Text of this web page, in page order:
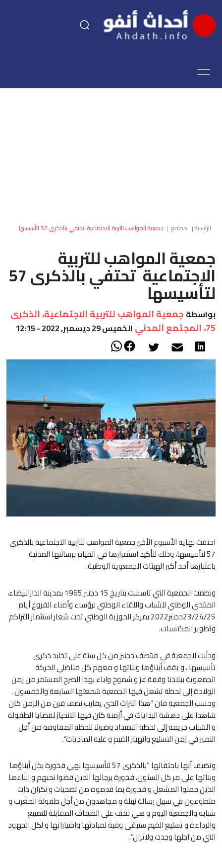
اقتصاد
العالم
أعمدة
الصحراء
الرئيسية| مجتمع | جمعية المواهب للتربية الاجتماعية تحتفي بالذكرى 57 لتأسيسها
جمعية المواهب للتربية
الاجتماعية تحتفي بالذكرى 57
لتأسيسها
بواسطة جمعية المواهب للتربية الاجتماعية، الذكرى
75، المجتمع المدني
الخميس 29 ديسمبر, 2022 - 12:15
احتفت نهاية الأسبوع الأخير جمعية المواهب للتربية الاجتماعية بالذكرى
57 لتأسيسها، وذلك لتأكيد استمرارها في القيام برسالتها المدنية
باعتبارها أحد أكبر الهيئات الجمعوية الوطنية.
ونظمت الجمعية التي تاسست بتاريخ 15 دجنبر 1965 بمدينة الدارالبيضاء،
المنتدى الوطني للشباب واللقاء الوطني لرؤساء وأمناء الفروع أيام
23/24/25دجنبر2022 بمركز الحوزية الوطني تحت شعار استثمار التراكم
وتطوير المكتسبات.
ودأبت الجمعية في منتصف دجنبر من كل سنة على تخليد ذكرى
تأسيسها ، و يقف أبناؤها وبناتها و معهم كل مناضلي الحركة
الجمعوية ببلادنا وقفة عز و شموخ واباء بهذا الصرح المستمر من زمن
الولادة إلى لحظة تشعل فيها الجمعية شمعتها السابعة والخمسون .
وحسب الجمعية فان “هذا التراث الذي يقارب نصف قرن من الزمن كان
شاهدا على دهشة البدايات في أزمنة كان فيها الانحياز لقضايا الطفولة
و الشباب جريمة إلى لحظة الامتداد وصولا للحظة المقاومة من أجل
التميز في زمن التسليع وانهيار القيم و غلبة الماديات”.
وتضيف أنها باحتفالها “بالذكرى 57 لتأسيسها لهي فخورة بكل أبناؤها
وبناتها على مر كل السنون، فخورة برجالها الذين قضوا نحبهم و ابناءها
الذين حملوا المشعل و فخورة بما قدموه من تضحيات و نكران ذات
متطوعون في سبيل رسالة نبيلة و مجاهدون من أجل طفولة المغرب و
شبابه والجمعية اليوم و هي تقف على الضفاف المقابلة للتمييع
والرداءة و تسليع القيم ستبقى وفية لمبادئها واختياراتها و لكل الجهود
التي من اجلها وجدت ولاتزال”.